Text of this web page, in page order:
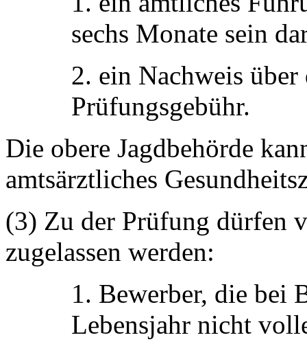
sechs Monate sein
2. ein Nachweis
Prüfungsgebühr.
Die obere Jagdbehörde
amtsärztliches
(3) Zu der Prüfung dürfen
zugelassen werden:
1. Bewerber, die bei
Lebensjahr nicht